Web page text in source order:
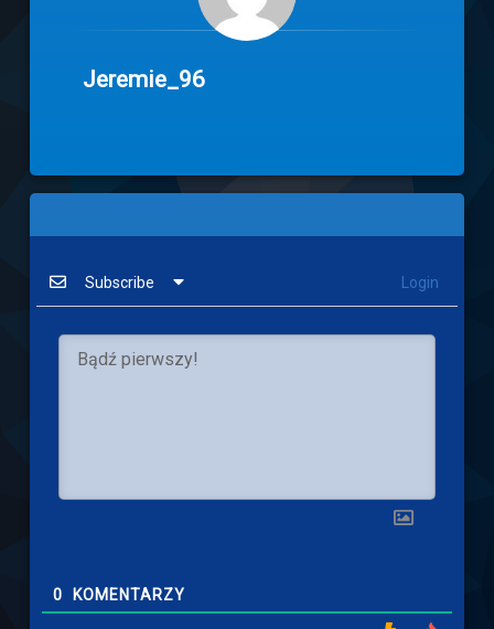
Jeremie_96
Subscribe Login
0 KOMENTARZY